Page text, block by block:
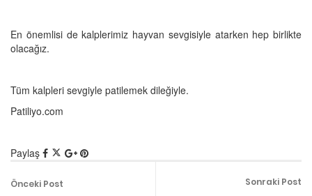
En önemlisi de kalplerimiz hayvan sevgisiyle atarken hep birlikte
olacağız.
Tüm kalpleri sevgiyle patilemek dileğiyle.
Patiliyo.com
Paylaş
Önceki Post Sonraki Post